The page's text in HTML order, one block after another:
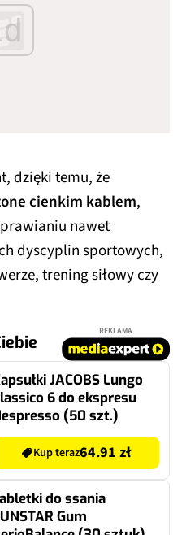
dzięki temu, że
cienkim kablem,
nawet
dyscyplin sportowych,
trening siłowy czy
REKLAMA
JACOBS Lungo
6 do ekspresu
(50 szt.)
Kup teraz64.91 zł
do ssania
Gum